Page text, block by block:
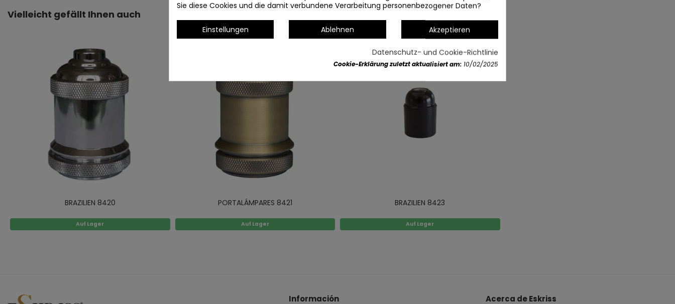
Vielleicht gefällt Ihnen auch
BRAZILIEN 8420
Auf Lager
PORTALÁMPARES 8421
Auf Lager
BRAZILIEN 8423
Auf Lager
Información Acerca de Eskriss
Sie diese Cookies und die damit verbundene Verarbeitung personenbezogener Daten?
Einstellungen Ablehnen Akzeptieren
Datenschutz- und Cookie-Richtlinie
Cookie-Erklärung zuletzt aktualisiert am: 10/02/2025